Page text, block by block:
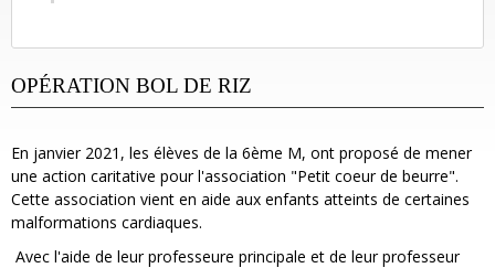
OPÉRATION BOL DE RIZ
En janvier 2021, les élèves de la 6ème M, ont proposé de mener
une action caritative pour l'association "Petit coeur de beurre".
Cette association vient en aide aux enfants atteints de certaines
malformations cardiaques.
Avec l'aide de leur professeure principale et de leur professeur